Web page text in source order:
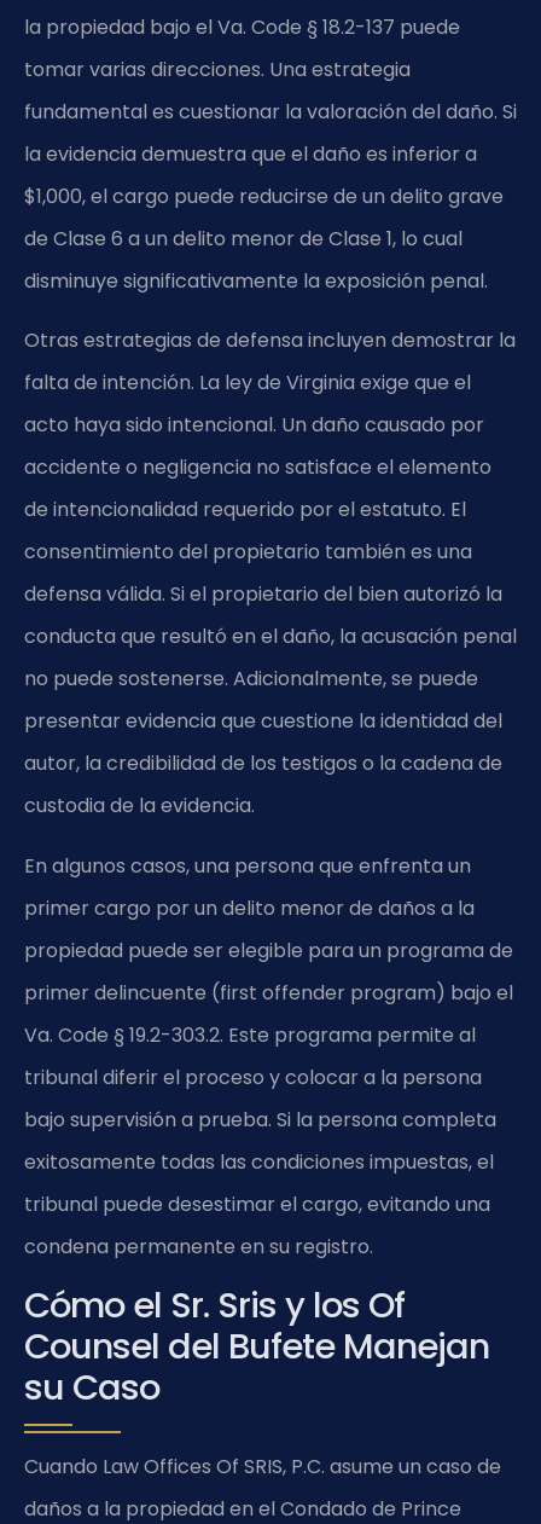
la propiedad bajo el Va. Code § 18.2-137 puede
tomar varias direcciones. Una estrategia
fundamental es cuestionar la valoración del daño. Si
la evidencia demuestra que el daño es inferior a
$1,000, el cargo puede reducirse de un delito grave
de Clase 6 a un delito menor de Clase 1, lo cual
disminuye significativamente la exposición penal.
Otras estrategias de defensa incluyen demostrar la
falta de intención. La ley de Virginia exige que el
acto haya sido intencional. Un daño causado por
accidente o negligencia no satisface el elemento
de intencionalidad requerido por el estatuto. El
consentimiento del propietario también es una
defensa válida. Si el propietario del bien autorizó la
conducta que resultó en el daño, la acusación penal
no puede sostenerse. Adicionalmente, se puede
presentar evidencia que cuestione la identidad del
autor, la credibilidad de los testigos o la cadena de
custodia de la evidencia.
En algunos casos, una persona que enfrenta un
primer cargo por un delito menor de daños a la
propiedad puede ser elegible para un programa de
primer delincuente (first offender program) bajo el
Va. Code § 19.2-303.2. Este programa permite al
tribunal diferir el proceso y colocar a la persona
bajo supervisión a prueba. Si la persona completa
exitosamente todas las condiciones impuestas, el
tribunal puede desestimar el cargo, evitando una
condena permanente en su registro.
Cómo el Sr. Sris y los Of
Counsel del Bufete Manejan
su Caso
Cuando Law Offices Of SRIS, P.C. asume un caso de
daños a la propiedad en el Condado de Prince